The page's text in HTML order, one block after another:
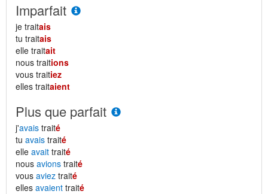
Imparfait
je traitais
tu traitais
elle traitait
nous traitions
vous traitiez
elles traitaient
Plus que parfait
j'avais traité
tu avais traité
elle avait traité
nous avions traité
vous aviez traité
elles avaient traité